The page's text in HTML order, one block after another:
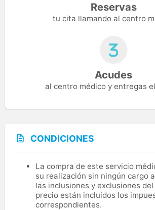
Reservas
tu cita llamando al centro
Acudes
al centro médico y entregas
CONDICIONES
La compra de este servicio
su realización sin ningún cargo
las inclusiones y exclusiones del
precio están incluidos los
correspondientes.